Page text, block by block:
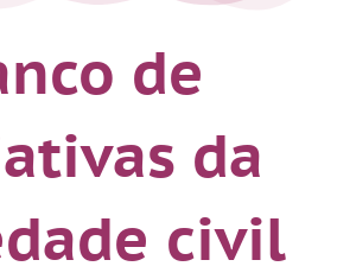
de
da
civil